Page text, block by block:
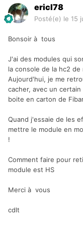
ericl78
Posté(e) le 15
Bonsoir à tous
J'ai des modules qui
la console de la hc2
Aujourd'hui, je me
cacher, avec un
boite en carton de
Quand j'essaie de les
mettre le module en
!
Comment faire pour
module est HS
Merci à vous
cdlt